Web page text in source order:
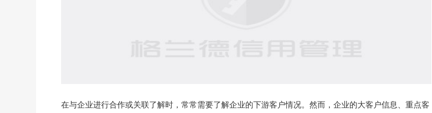
在与企业进行合作或关联了解时，常常需要了解企业的下游客户情况。然而，企业的大客户信息、重点客